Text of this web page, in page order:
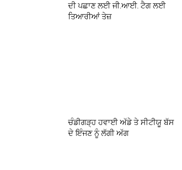
ਦੀ ਪਛਾਣ ਲਈ ਜੀ.ਆਈ. ਟੈਗ ਲਈ
ਤਿਆਰੀਆਂ ਤੇਜ਼
ਚੰਡੀਗੜ੍ਹ ਹਵਾਈ ਅੱਡੇ ਤੇ ਸੀਟੀਯੂ ਬੱਸ
ਦੇ ਇੰਜਣ ਨੂੰ ਲੱਗੀ ਅੱਗ